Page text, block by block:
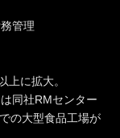
管理
上に拡大。
同社RMセンター
の大型食品工場が